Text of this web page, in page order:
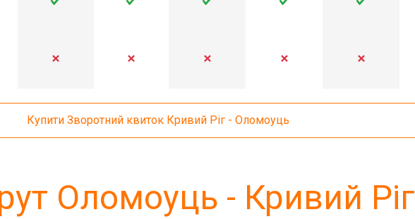
Купити Зворотний квиток Кривий Ріг - Оломоуць
Оломоуць - Кривий Ріг